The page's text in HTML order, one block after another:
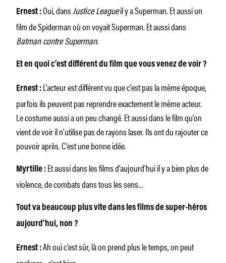
Ernest :Oui, dansJustice Leagueil y a Superman. Et aussi un
film de Spiderman où on voyait Superman. Et aussi dans
Batman contre Superman.
Et en quoi c’est différent du film que vous venez de voir ?
Ernest : L’acteur est différent vu que c’est pas la même époque,
parfois ils peuvent pas reprendre exactement le même acteur.
Le costume aussi a un peu changé. Et aussi dans le film qu’on
vient de voir il n’utilise pas de rayons laser. Ils ont du rajouter ce
pouvoir après. C’est une bonne idée.
Myrtille : Et aussi dans les films d’aujourd’hui il y a bien plus de
violence, de combats dans tous les sens…
Tout va beaucoup plus vite dans les films de super-héros
aujourd’hui, non ?
Ernest :Ah oui c’est sûr, là on prend plus le temps, on peut